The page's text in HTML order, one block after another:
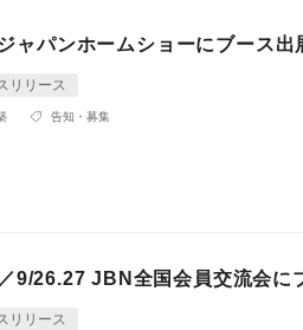
ャパンホームショーにブース出
リリース
告知・募集
9/26.27 JBN全国会員交流会に
リリース